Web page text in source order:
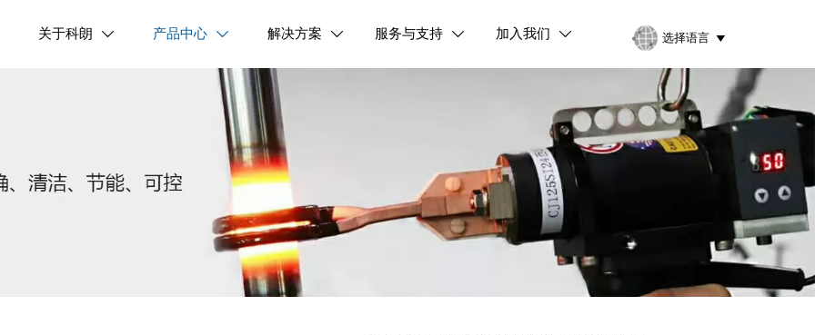
关于科朗  产品中心  解决方案  服务与支持  加入我们  选择语言 